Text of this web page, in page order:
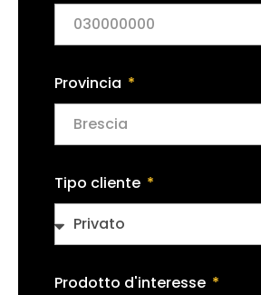
Provincia
Tipo cliente
Prodotto d'interesse